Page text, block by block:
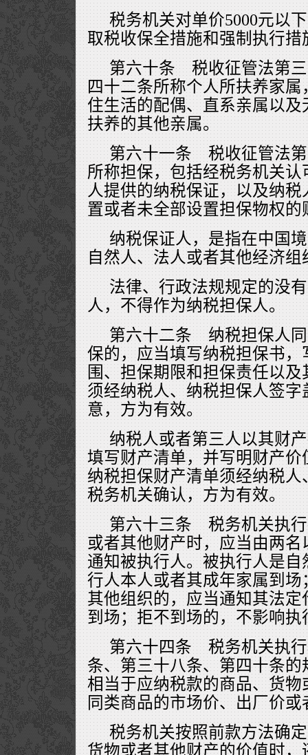
税务机关对单价5000元以
取税收保全措施和强制执行措
第六十条 税收征管法第
四十二条所称个人所扶养家
住生活的配偶、直系亲属以
扶养的其他亲属。
第六十一条 税收征管法
所称担保，包括经税务机关
人提供的纳税保证，以及纳
置或者未全部设置担保物权
纳税保证人，是指在中国
自然人、法人或者其他经济组
法律、行政法规规定的没
人，不得作为纳税担保人。
第六十二条 纳税担保人
保的，应当填写纳税担保书
围、担保期限和担保责任以
须经纳税人、纳税担保人签
意，方为有效。
纳税人或者第三人以其财
填写财产清单，并写明财产
纳税担保财产清单须经纳税
税务机关确认，方为有效。
第六十三条 税务机关执
或者其他财产时，应当由两
通知被执行人。被执行人是
行人本人或者其成年家属到
其他组织的，应当通知其法
到场；拒不到场的，不影响执
第六十四条 税务机关执
条、第三十八条、第四十条
相当于应纳税款的商品、货
同类商品的市场价、出厂价
税务机关按照前款方法确
货物或者其他财产的价值时